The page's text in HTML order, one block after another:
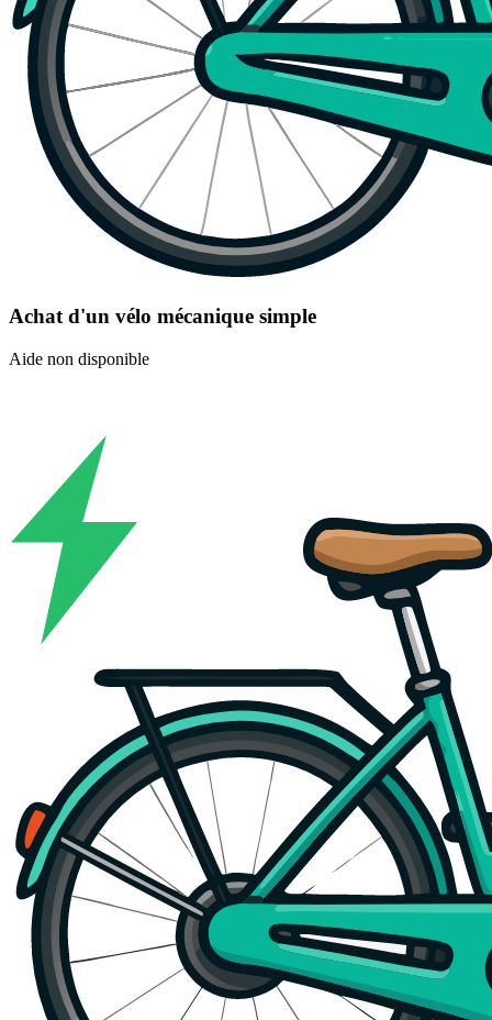
Achat d'un vélo mécanique simple
Aide non disponible